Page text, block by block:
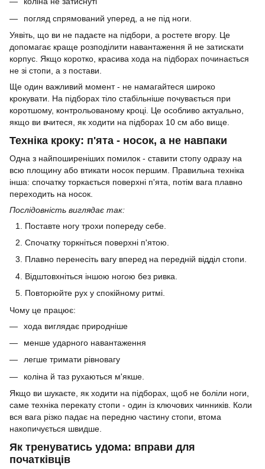
погляд спрямований уперед, а не під ноги.
Уявіть, що ви не падаєте на підбори, а ростете вгору. Це
допомагає краще розподілити навантаження й не затискати
корпус. Якщо коротко, красива хода на підборах починається
не зі стопи, а з постави.
Ще один важливий момент - не намагайтеся широко
крокувати. На підборах тіло стабільніше почувається при
коротшому, контрольованому кроці. Це особливо актуально,
якщо ви вчитеся, як ходити на підборах 10 см або вище.
Техніка кроку: п'ята - носок, а не навпаки
Одна з найпоширеніших помилок - ставити стопу одразу на
всю площину або втикати носок першим. Правильна техніка
інша: спочатку торкається поверхні п'ята, потім вага плавно
переходить на носок.
Послідовність виглядає так:
Поставте ногу трохи попереду себе.
Спочатку торкніться поверхні п'ятою.
Плавно перенесіть вагу вперед на передній відділ стопи.
Відштовхніться іншою ногою без ривка.
Повторюйте рух у спокійному ритмі.
Чому це працює:
хода виглядає природніше
менше ударного навантаження
легше тримати рівновагу
коліна й таз рухаються м'якше.
Якщо ви шукаєте, як ходити на підборах, щоб не боліли ноги,
саме техніка перекату стопи - один із ключових чинників. Коли
вся вага різко падає на передню частину стопи, втома
накопичується швидше.
Як тренуватись удома: вправи для
початківців